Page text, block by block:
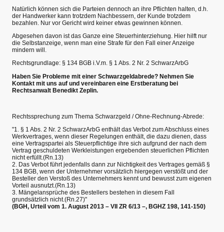
Natürlich können sich die Parteien dennoch an ihre Pflichten halten, d.h.
der Handwerker kann trotzdem Nachbessern, der Kunde trotzdem
bezahlen. Nur vor Gericht wird keiner etwas gewinnen können.
Abgesehen davon ist das Ganze eine Steuerhinterziehung. Hier hilft nur
die Selbstanzeige, wenn man eine Strafe für den Fall einer Anzeige
mindern will.
Rechtsgrundlage: § 134 BGB i.V.m. § 1 Abs. 2 Nr. 2 SchwarzArbG
Haben Sie Probleme mit einer Schwarzgeldabrede? Nehmen Sie
Kontakt mit uns auf und vereinbaren eine Erstberatung bei
Rechtsanwalt Benedikt Zeplin.
Rechtssprechung zum Thema Schwarzgeld / Ohne-Rechnung-Abrede:
"1. § 1 Abs. 2 Nr. 2 SchwarzArbG enthält das Verbot zum Abschluss eines
Werkvertrages, wenn dieser Regelungen enthält, die dazu dienen, dass
eine Vertragspartei als Steuerpflichtige ihre sich aufgrund der nach dem
Vertrag geschuldeten Werkleistungen ergebenden steuerlichen Pflichten
nicht erfüllt.(Rn.13)
2. Das Verbot führt jedenfalls dann zur Nichtigkeit des Vertrages gemäß §
134 BGB, wenn der Unternehmer vorsätzlich hiergegen verstößt und der
Besteller den Verstoß des Unternehmers kennt und bewusst zum eigenen
Vorteil ausnutzt.(Rn.13)
3. Mängelansprüche des Bestellers bestehen in diesem Fall
grundsätzlich nicht.(Rn.27)"
(BGH, Urteil vom 1. August 2013 – VII ZR 6/13 –, BGHZ 198, 141-150)